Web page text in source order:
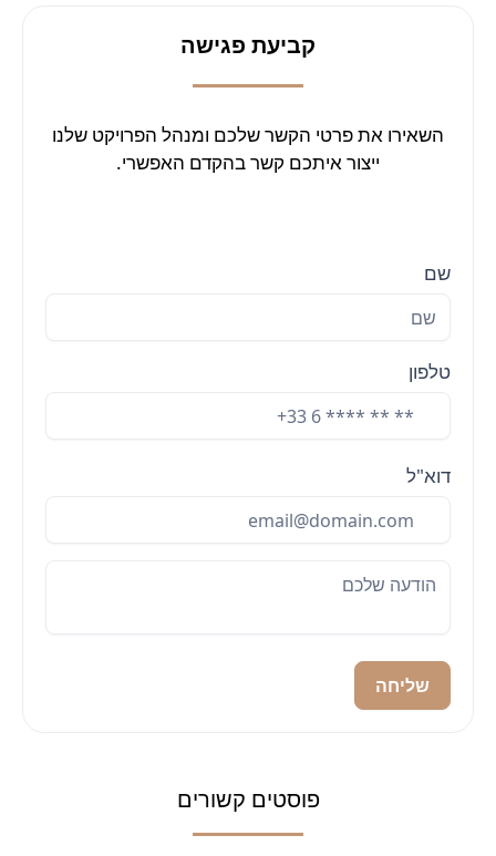
קביעת פגישה
השאירו את פרטי הקשר שלכם ומנהל הפרויקט שלנו
ייצור איתכם קשר בהקדם האפשרי.
שם
טלפון
דוא"ל
שליחה
פוסטים קשורים